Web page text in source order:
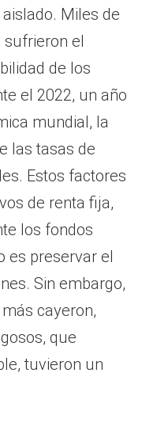
Miles de
sufrieron el
de los
el 2022, un año
mundial, la
las tasas de
Estos factores
de renta fija,
los fondos
es preservar el
Sin embargo,
cayeron,
que
tuvieron un